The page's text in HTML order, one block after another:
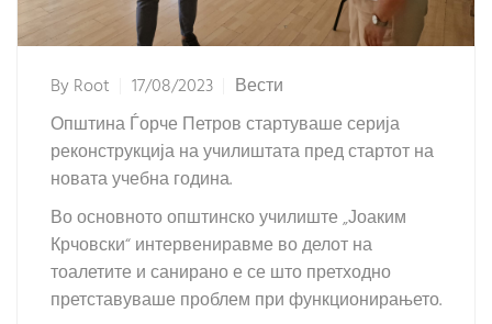
ByRoot 17/08/2023
Вести
Општина Ѓорче Петров стартуваше серија
реконструкција на училиштата пред стартот на
новата учебна година.
Во основното општинско училиште „Јоаким
Крчовски“ интервениравме во делот на
тоалетите и санирано е се што претходно
претставуваше проблем при функционирањето.